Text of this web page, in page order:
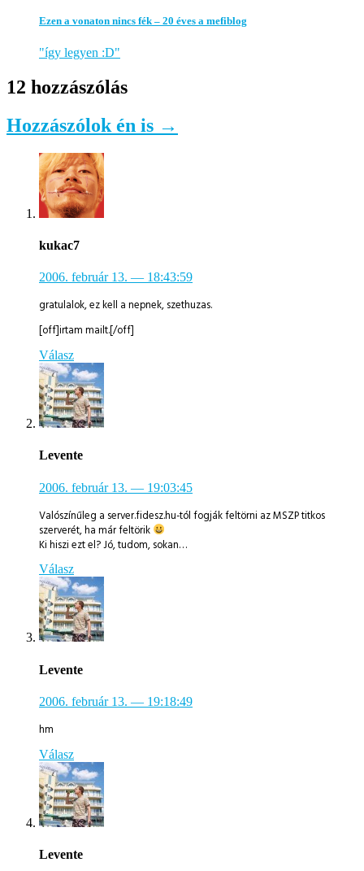
Ezen a vonaton nincs fék – 20 éves a mefiblog
"így legyen :D"
12 hozzászólás
Hozzászólok én is →
kukac7
2006. február 13. — 18:43:59
gratulalok, ez kell a nepnek, szethuzas.
[off]irtam mailt.[/off]
Válasz
Levente
2006. február 13. — 19:03:45
Valószínűleg a server.fidesz.hu-tól fogják feltörni az MSZP titkos
szerverét, ha már feltörik
Ki hiszi ezt el? Jó, tudom, sokan…
Válasz
Levente
2006. február 13. — 19:18:49
hm
Válasz
Levente